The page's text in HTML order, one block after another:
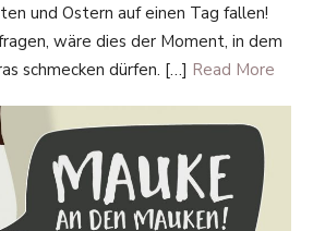
und Ostern auf einen Tag fallen!
wäre dies der Moment, in dem
schmecken dürfen. […] Read More